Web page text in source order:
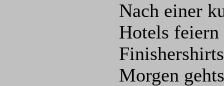
Nach einer
Hotels
Morgen